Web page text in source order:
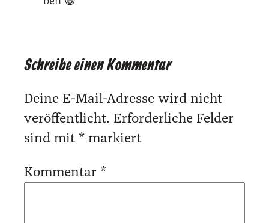
Schreibe einen Kommentar
Deine E-Mail-Adresse wird nicht
veröffentlicht. Erforderliche Felder
sind mit * markiert
Kommentar *